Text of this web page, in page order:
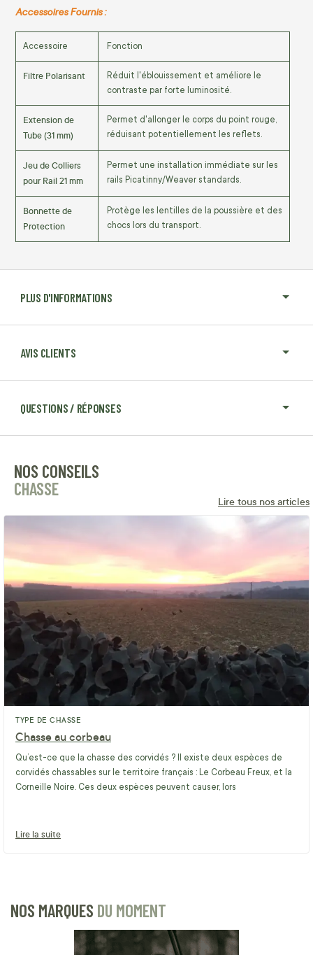
PLUS D'INFORMATIONS
AVIS CLIENTS
QUESTIONS / RÉPONSES
Accessoires Fournis :
Accessoire Fonction
Filtre Polarisant
Réduit l'éblouissement et améliore le
contraste par forte luminosité.
Extension de
Tube (31mm)
Permet d'allonger le corps du point rouge,
réduisant potentiellement les reflets.
Jeu de Colliers
pour Rail21mm
Permet une installation immédiate sur les
rails Picatinny/Weaver standards.
Bonnette de
Protection
Protège les lentilles de la poussière et des
chocs lors du transport.
NOS CONSEILS
CHASSE
Lire tous nos articles
TYPE DE CHASSE
Chasse au corbeau
Qu’est-ce que la chasse des corvidés ? Il existe deux espèces de
corvidés chassables sur le territoire français : Le Corbeau Freux, et la
Corneille Noire. Ces deux espèces peuvent causer, lors
Lire la suite
NOS MARQUES DU MOMENT